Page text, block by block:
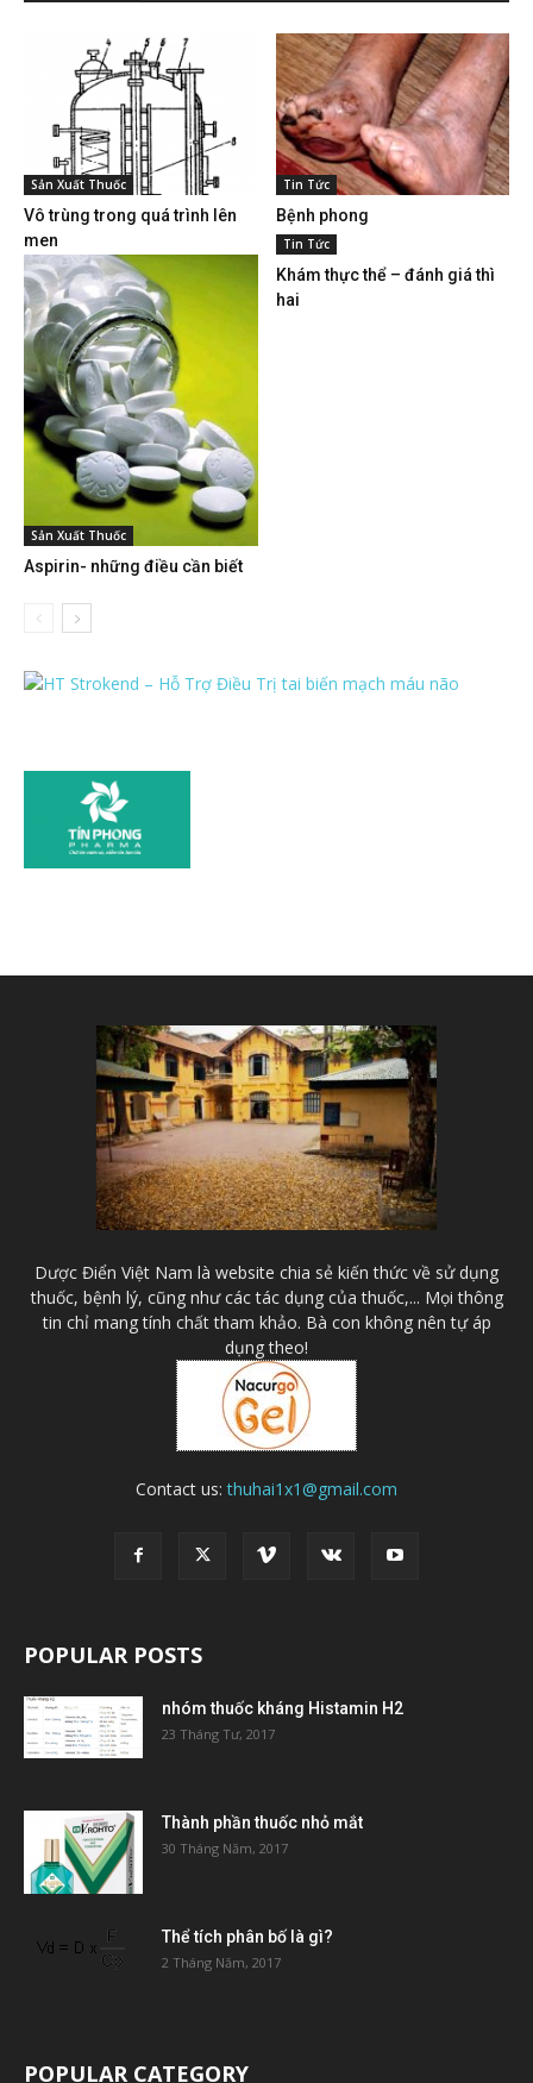
Sản Xuất Thuốc
Vô trùng trong quá trình lên
men
Tin Tức
Bệnh phong
Sản Xuất Thuốc
Aspirin- những điều cần biết
Tin Tức
Khám thực thể – đánh giá thì
hai
Dược Điển Việt Nam là website chia sẻ kiến thức về sử dụng
thuốc, bệnh lý, cũng như các tác dụng của thuốc,... Mọi thông
tin chỉ mang tính chất tham khảo. Bà con không nên tự áp
dụng theo!
Contact us:thuhai1x1@gmail.com
POPULAR POSTS
nhóm thuốc kháng Histamin H2
23 Tháng Tư, 2017
Thành phần thuốc nhỏ mắt
30 Tháng Năm, 2017
Thể tích phân bố là gì?
2 Tháng Năm, 2017
POPULAR CATEGORY